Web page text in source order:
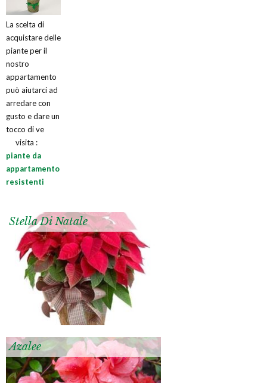
La scelta di
acquistare delle
piante per il
nostro
appartamento
può aiutarci ad
arredare con
gusto e dare un
tocco di ve
visita :
piante da
appartamento
resistenti
Stella Di Natale
Azalee